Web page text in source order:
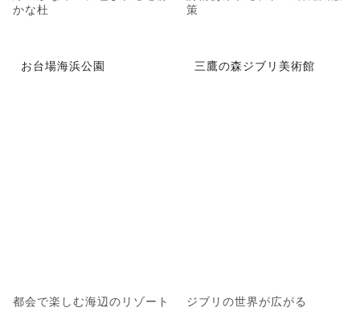
かな杜
策
お台場海浜公園
都会で楽しむ海辺のリゾート
三鷹の森ジブリ美術館
ジブリの世界が広がる